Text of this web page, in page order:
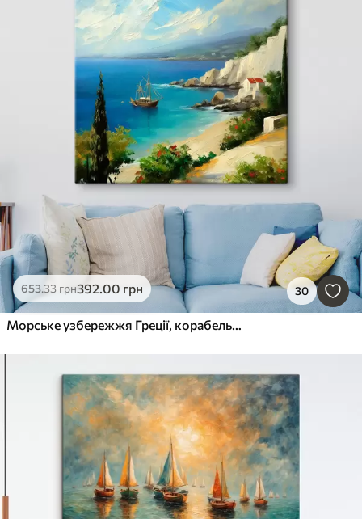
653.33грн392.00 грн 30
Морське узбережжя Греції, корабель, блакитна вода, олійний живопис, літня природа, скелі, яскраві мазки